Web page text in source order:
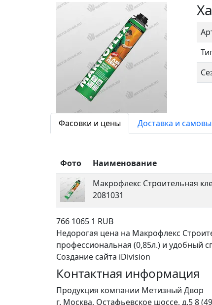
Фасовки и цены Доставка и
Фото Наименование
Макрофлекс Строительная
2081031
766 1065 1 RUB
Недорогая цена на Макрофлекс
профессиональная (0,85л.) и удобный
Создание сайта iDivision
Контактная информация
Продукция компании Метизный Двор
г. Москва, Остафьевское шоссе, д.58